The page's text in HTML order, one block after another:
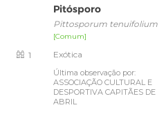
1
Pitósporo
Pittosporum tenuifolium
[Comum]
Exótica
Última observação por:
ASSOCIAÇÃO CULTURAL E
DESPORTIVA CAPITÃES DE
ABRIL